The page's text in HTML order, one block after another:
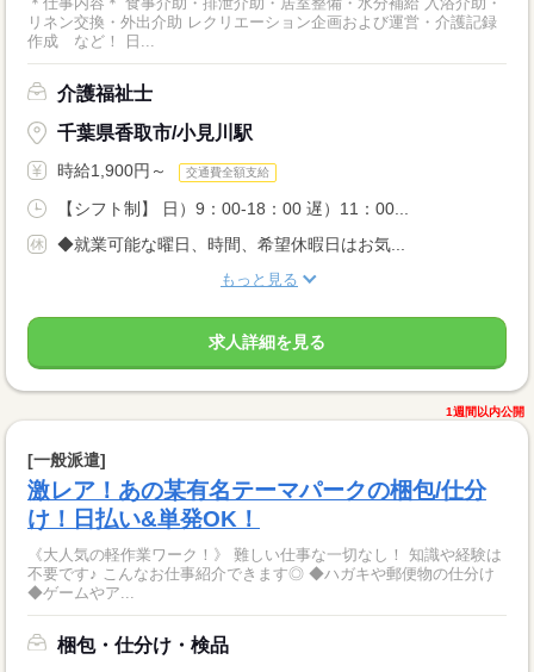
リネン交換・外出介助 レクリエーション企画および運営・介護記録
作成 など！ 日...
介護福祉士
千葉県香取市/小見川駅
時給1,900円～ 交通費全額支給
【シフト制】 日）9：00-18：00 遅）11：00...
◆就業可能な曜日、時間、希望休暇日はお気...
もっと見る
求人詳細を見る
1週間以内公開
[一般派遣]
激レア！あの某有名テーマパークの梱包/仕分
け！日払い&単発OK！
《大人気の軽作業ワーク！》 難しい仕事な一切なし！ 知識や経験は
不要です♪ こんなお仕事紹介できます◎ ◆ハガキや郵便物の仕分け
◆ゲームやア...
梱包・仕分け・検品